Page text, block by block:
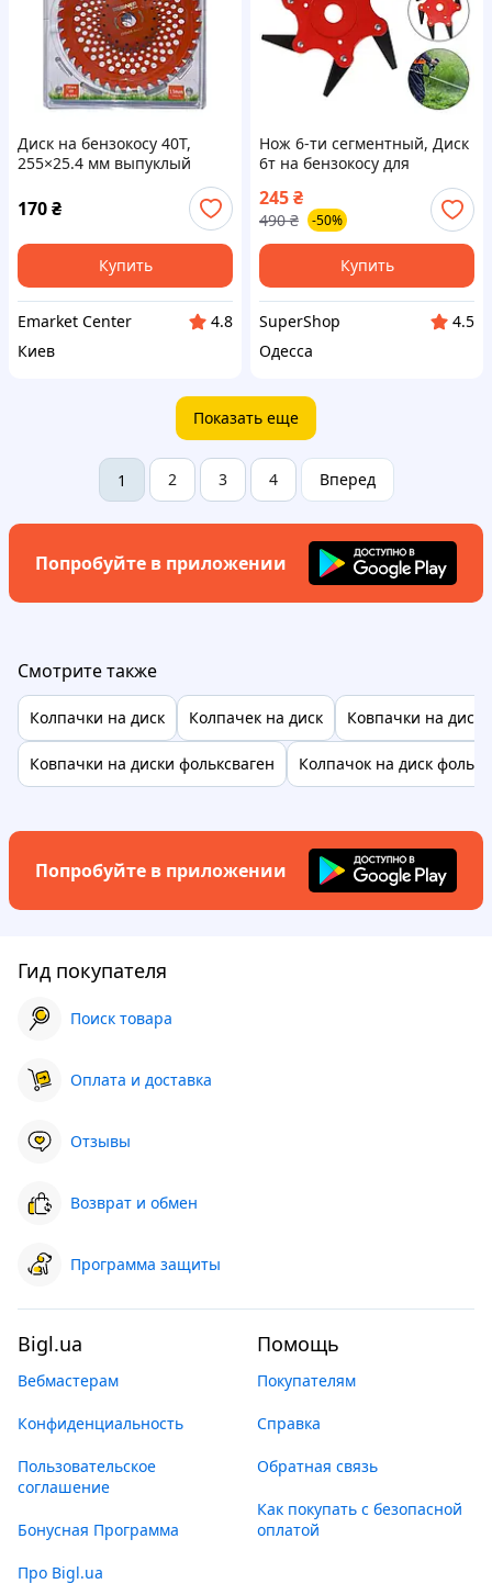
Диск на бензокосу 40Т,
255×25.4 мм выпуклый
Rebiner
170₴
Купить
Emarket Center
4.8
Киев
Нож 6-ти сегментный, Диск
6т на бензокосу для
Насадка для электрокосы 6
ножей
245₴
490 ₴ -50%
Купить
SuperShop
4.5
Одесса
Показать еще
1 2 3 4 Вперед
Попробуйте в приложении
Смотрите также
Колпачки на диск Колпачек на диск Ковпачки на диски
Ковпачки на диски фольксваген Колпачок на диск
Попробуйте в приложении
Гид покупателя
Поиск товара
Оплата и доставка
Отзывы
Возврат и обмен
Программа защиты
Bigl.ua
Вебмастерам
Конфиденциальность
Пользовательское
соглашение
Бонусная Программа
Про Bigl.ua
Помощь
Покупателям
Справка
Обратная связь
Как покупать с безопасной
оплатой